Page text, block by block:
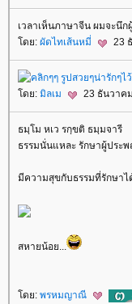
เวลาเห็นภาษาจีน ผมจะนึ
ดย: ผัดไทเส้นหมี่ 23
ดย: มิลเม 23 ธันวาค
ธมฺโม หเว รกฺขติ ธมฺมจารี
ธรรมนั่นแหละ รักษาผู้ประพ
มีความสุขกับธรรมที่รักษาไ
สหายน้อย...
ดย: พรหมญาณี